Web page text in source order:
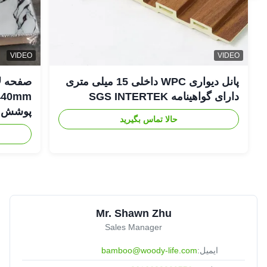
VIDEO
پانل دیواری WPC داخلی 15 میلی متری
دارای گواهینامه SGS INTERTEK
حالا تماس بگیرید
VIDEO
پوشش
Mr. Shawn Zhu
Sales Manager
ایمیل:bamboo@woody-life.com